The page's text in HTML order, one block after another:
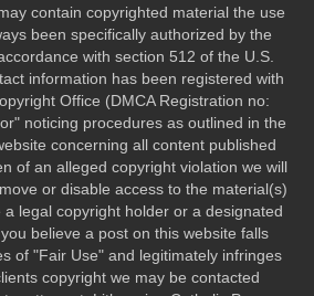
contain copyrighted material the use
been specifically authorized by the
with section 512 of the U.S.
information has been registered with
Office (DMCA Registration no:
noticing procedures as outlined in the
concerning all content published
of an alleged copyright violation we will
or disable access to the material(s)
legal copyright holder or a designated
believe a post on this website falls
of "Fair Use" and legitimately infringes
copyright we may be contacted